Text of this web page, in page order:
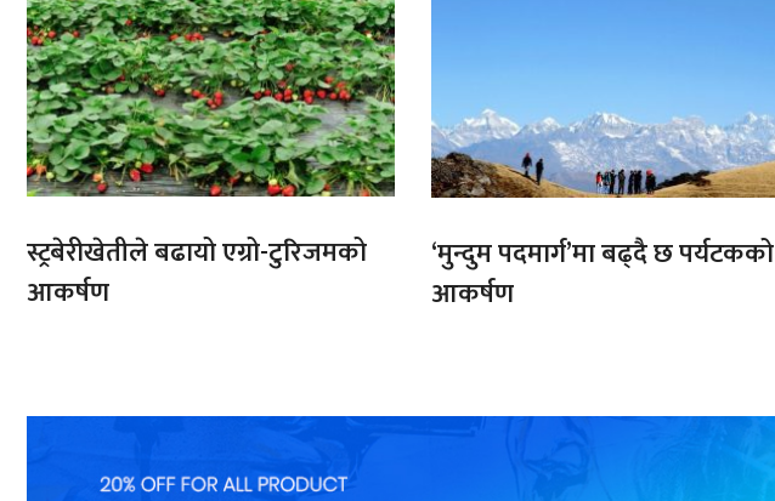
स्ट्रबेरीखेतीले बढायो एग्रो-टुरिजमको
आकर्षण
‘मुन्दुम पदमार्ग’मा बढ्दै छ पर्यटकको
आकर्षण